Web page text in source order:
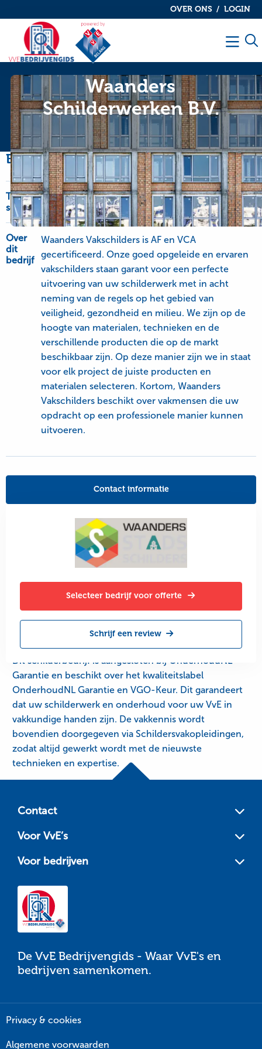
OVER ONS LOGIN
De
VvE
bedrijvengidsbedrijvengids
Waanders
Schilderwerken B.V.
Bedrijfsinformatie
Type
service
OnderhoudNL Garantie, schilderwerk-glaswerk
en onderhoudswerk
Over
dit
bedrijf
Waanders Vakschilders is AF en VCA
gecertificeerd. Onze goed opgeleide en ervaren
vakschilders staan garant voor een perfecte
uitvoering van uw schilderwerk met in acht
neming van de regels op het gebied van
veiligheid, gezondheid en milieu. We zijn op de
hoogte van materialen, technieken en de
verschillende producten die op de markt
beschikbaar zijn. Op deze manier zijn we in staat
voor elk project de juiste producten en
materialen selecteren. Kortom, Waanders
Vakschilders beschikt over vakmensen die uw
opdracht op een professionele manier kunnen
uitvoeren.
Contact informatie
Selecteer bedrijf voor offerte
Schrijf een review
Dit schilderbedrijf is aangesloten bij OnderhoudNL
Garantie en beschikt over het kwaliteitslabel
OnderhoudNL Garantie en VGO-Keur. Dit garandeert
dat uw schilderwerk en onderhoud voor uw VvE in
vakkundige handen zijn. De vakkennis wordt
bovendien doorgegeven via Schildersvakopleidingen,
zodat altijd gewerkt wordt met de nieuwste
technieken en expertise.
De VvE Bedrijvengids - Waar VvE's en
bedrijven samenkomen.
Voor bedrijven
Voor VvE’s
Contact
Privacy & cookies
Algemene voorwaarden